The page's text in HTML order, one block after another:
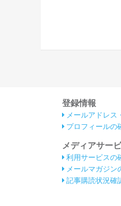
登録情報
メールアドレス
プロフィールの
メディアサー
利用サービスの
メールマガジン
記事購読状況確